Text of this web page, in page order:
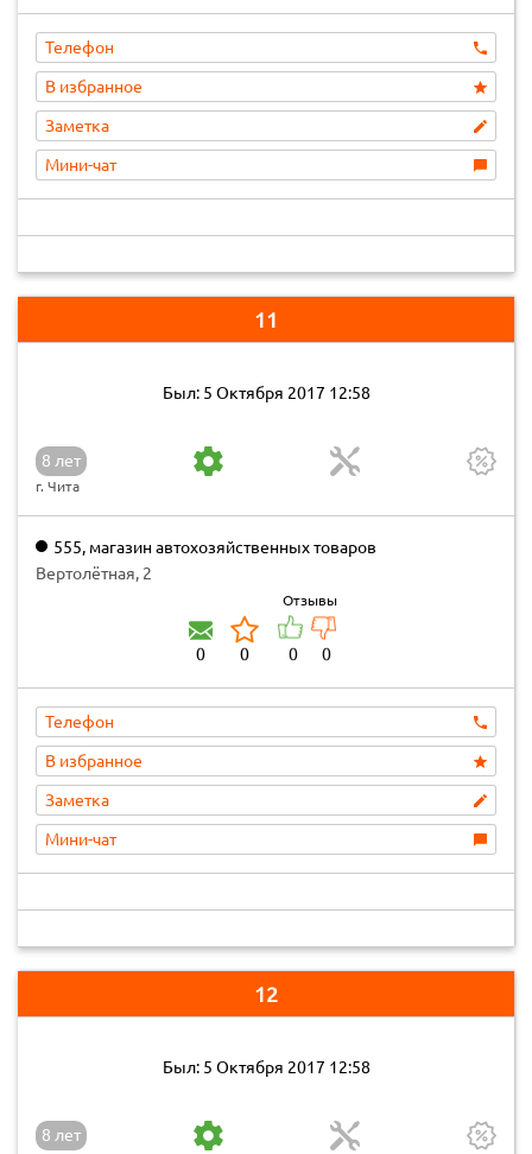
Телефон
В избранное
Заметка
Мини-чат
11
Был: 5 Октября 2017 12:58
8 лет
г. Чита
555, магазин автохозяйственных товаров
Вертолётная, 2
0 0
Отзывы
0 0
Телефон
В избранное
Заметка
Мини-чат
12
Был: 5 Октября 2017 12:58
8 лет